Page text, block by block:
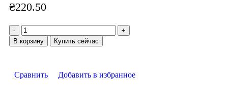
₴220.50
В корзину Купить сейчас
Сравнить Добавить в избранное